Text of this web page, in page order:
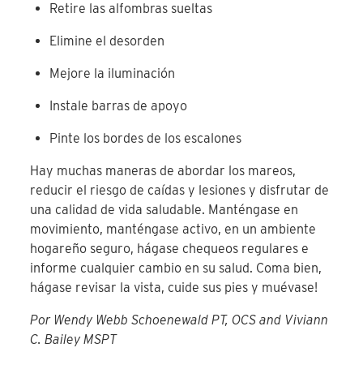
Retire las alfombras sueltas
Elimine el desorden
Mejore la iluminación
Instale barras de apoyo
Pinte los bordes de los escalones
Hay muchas maneras de abordar los mareos,
reducir el riesgo de caídas y lesiones y disfrutar de
una calidad de vida saludable. Manténgase en
movimiento, manténgase activo, en un ambiente
hogareño seguro, hágase chequeos regulares e
informe cualquier cambio en su salud. Coma bien,
hágase revisar la vista, cuide sus pies y muévase!
Por Wendy Webb Schoenewald PT, OCS and Viviann
C. Bailey MSPT